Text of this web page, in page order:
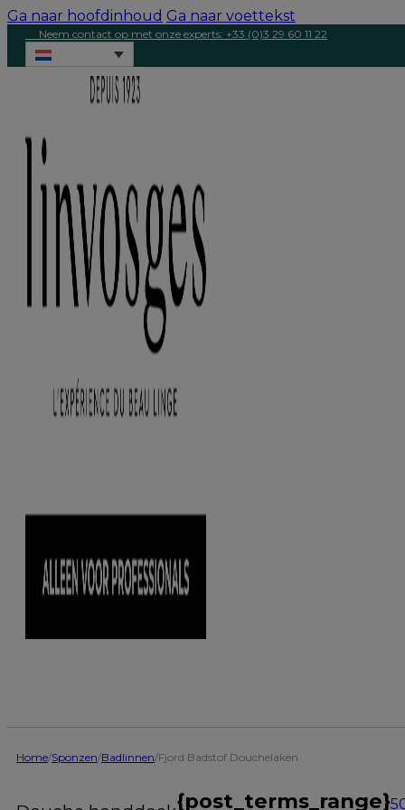
Ga naar hoofdinhoud Ga naar voettekst
Neem contact op met onze experts: +33 (0)3 29 60 11 22
Home/Sponzen/Badlinnen/Fjord Badstof Douchelaken
{post_terms_range}